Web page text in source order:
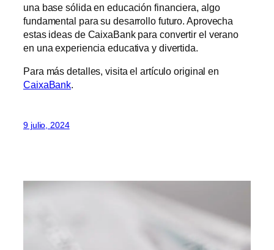
una base sólida en educación financiera, algo
fundamental para su desarrollo futuro. Aprovecha
estas ideas de CaixaBank para convertir el verano
en una experiencia educativa y divertida.
Para más detalles, visita el artículo original en
CaixaBank.
9 julio, 2024